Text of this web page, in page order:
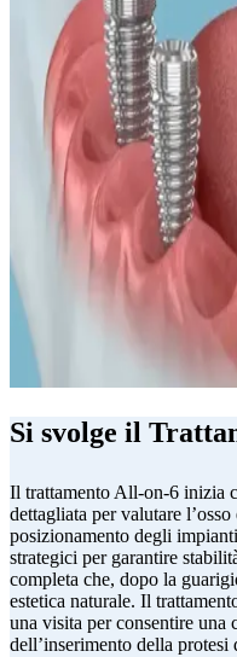
Si svolge il
Il trattamento All-on-6 inizia
dettagliata per valutare
posizionamento degli
strategici per garantire
completa che, dopo la
estetica naturale. Il
una visita per consentire una
dell’inserimento della protesi